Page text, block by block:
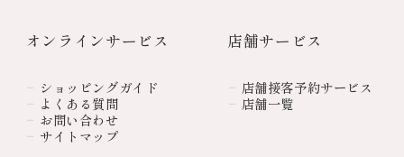
オンラインサービス
ショッピングガイド
よくある質問
お問い合わせ
サイトマップ
店舗サービス
店舗接客予約サービス
店舗一覧